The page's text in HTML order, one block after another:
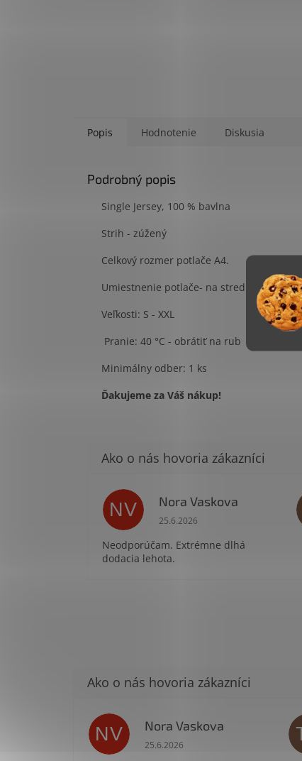
Popis Hodnotenie Diskusia
Podrobný popis
Single Jersey, 100 % bavlna
Strih - zúžený
Celkový rozmer potlače A4.
Umiestnenie potlače- na stred trička
Veľkosti: S - XXL
Pranie: 40 °C -
Minimálny odber: 1 ks
Ďakujeme za Váš nákup!
NV Nora Vaskova
Hodnotenie obchodu je 1 z 5
25.6.2026
Neodporúčam. Extrémne dlhá
dodacia lehota.
NV Nora Vaskova
Hodnotenie obchodu je 1 z 5
25.6.2026